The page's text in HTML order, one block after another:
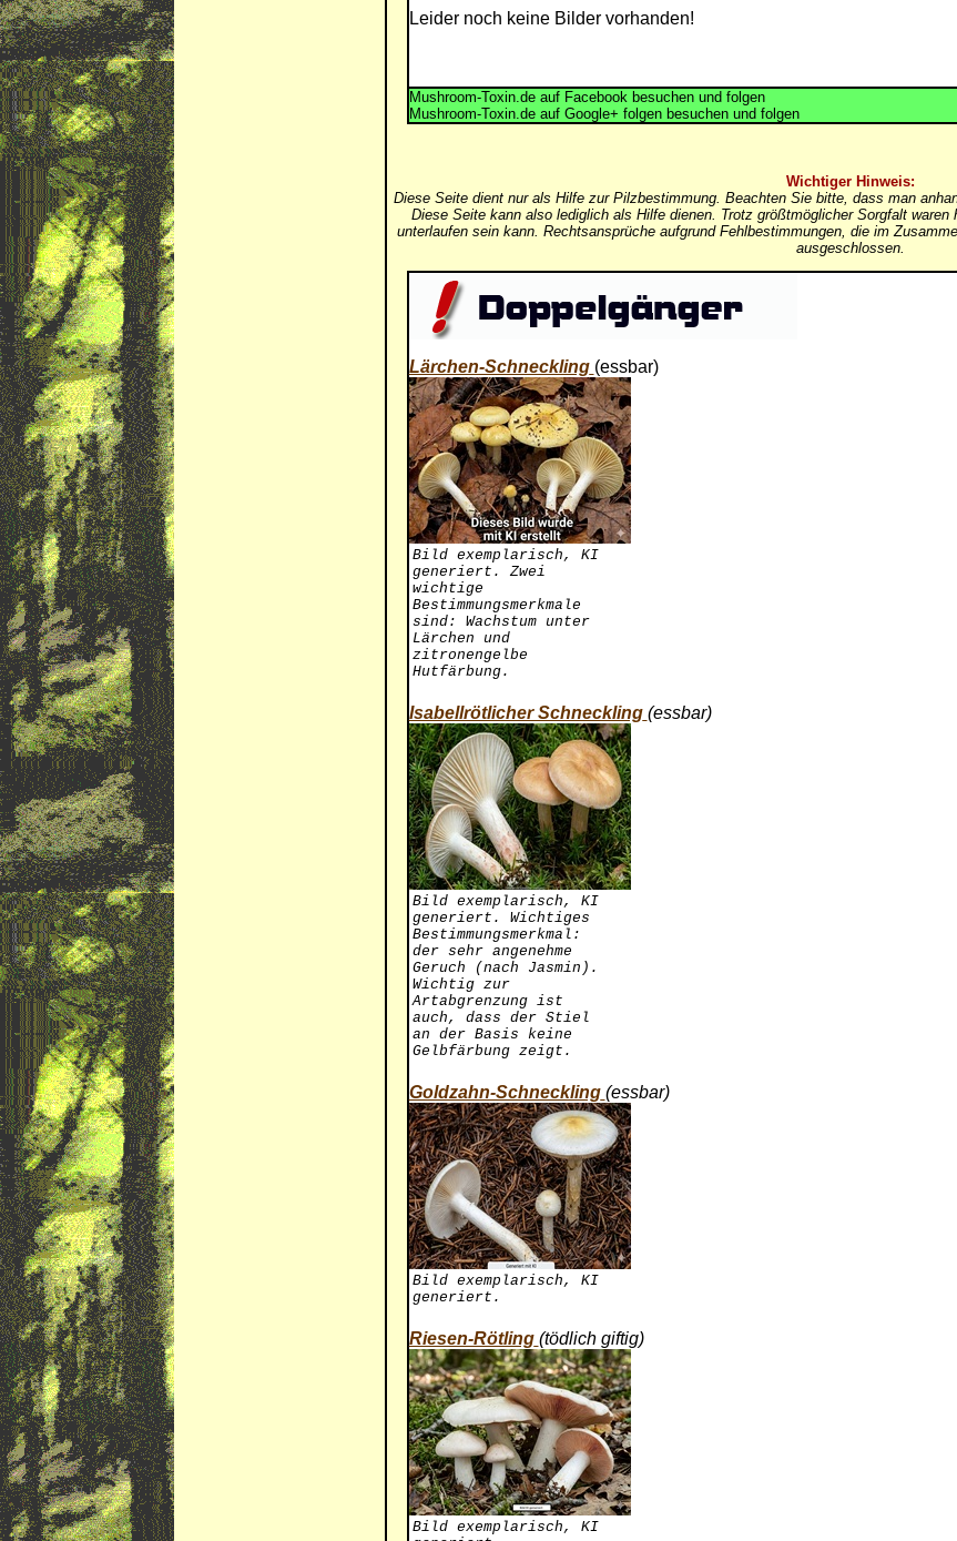
Leider noch keine Bilder vorhanden!
Mushroom-Toxin.de auf Facebook besuchen und folgen
Mushroom-Toxin.de auf Google+ folgen besuchen und folgen
Wichtiger Hinweis:
Diese Seite dient nur als Hilfe zur Pilzbestimmung. Beachten Sie bitte, dass man
Diese Seite kann also lediglich als Hilfe dienen. Trotz größtmöglicher Sorgfalt
unterlaufen sein kann. Rechtsansprüche aufgrund Fehlbestimmungen, die im
ausgeschlossen.
Lärchen-Schneckling (essbar)
Bild exemplarisch, KI
generiert. Zwei
wichtige
Bestimmungsmerkmale
sind: Wachstum unter
Lärchen und
zitronengelbe
Hutfärbung.
Isabellrötlicher Schneckling (essbar)
Bild exemplarisch, KI
generiert. Wichtiges
Bestimmungsmerkmal:
der sehr angenehme
Geruch (nach Jasmin).
Wichtig zur
Artabgrenzung ist
auch, dass der Stiel
an der Basis keine
Gelbfärbung zeigt.
Goldzahn-Schneckling (essbar)
Bild exemplarisch, KI
generiert.
Riesen-Rötling (tödlich giftig)
Bild exemplarisch, KI